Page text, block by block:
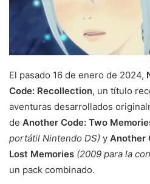
El pasado 16 de enero de 2024,
Code: Recollection, un título
aventuras desarrollados
de Another Code: Two
portátil Nintendo DS) y Another
Lost Memories (2009 para la
un pack combinado.